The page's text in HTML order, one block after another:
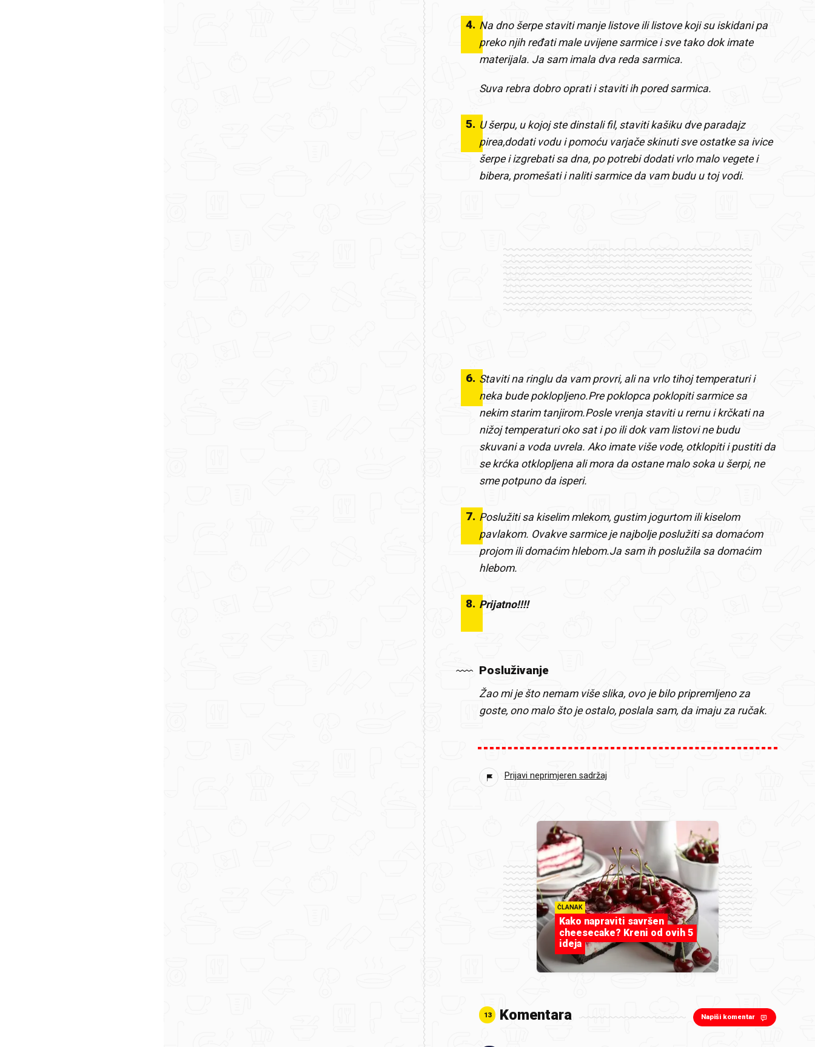
4. Na dno šerpe staviti manje listove ili listove koji su iskidani pa
preko njih ređati male uvijene sarmice i sve tako dok imate
materijala. Ja sam imala dva reda sarmica.
Suva rebra dobro oprati i staviti ih pored sarmica.
5. U šerpu, u kojoj ste dinstali fil, staviti kašiku dve paradajz
pirea,dodati vodu i pomoću varjače skinuti sve ostatke sa ivice
šerpe i izgrebati sa dna, po potrebi dodati vrlo malo vegete i
bibera, promešati i naliti sarmice da vam budu u toj vodi.
6. Staviti na ringlu da vam provri, ali na vrlo tihoj temperaturi i
neka bude poklopljeno.Pre poklopca poklopiti sarmice sa
nekim starim tanjirom.Posle vrenja staviti u rernu i krčkati na
nižoj temperaturi oko sat i po ili dok vam listovi ne budu
skuvani a voda uvrela. Ako imate više vode, otklopiti i pustiti da
se krćka otklopljena ali mora da ostane malo soka u šerpi, ne
sme potpuno da isperi.
7. Poslužiti sa kiselim mlekom, gustim jogurtom ili kiselom
pavlakom. Ovakve sarmice je najbolje poslužiti sa domaćom
projom ili domaćim hlebom.Ja sam ih poslužila sa domaćim
hlebom.
8. Prijatno!!!!
Posluživanje
Žao mi je što nemam više slika, ovo je bilo pripremljeno za
goste, ono malo što je ostalo, poslala sam, da imaju za ručak.
Prijavi neprimjeren sadržaj
ČLANAK
Kako napraviti savršen
cheesecake? Kreni od ovih 5
ideja
13 Komentara Napiši komentar